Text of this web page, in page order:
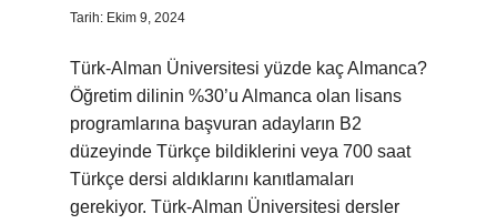
Tarih: Ekim 9, 2024
Türk-Alman Üniversitesi yüzde kaç Almanca?
Öğretim dilinin %30’u Almanca olan lisans
programlarına başvuran adayların B2
düzeyinde Türkçe bildiklerini veya 700 saat
Türkçe dersi aldıklarını kanıtlamaları
gerekiyor. Türk-Alman Üniversitesi dersler